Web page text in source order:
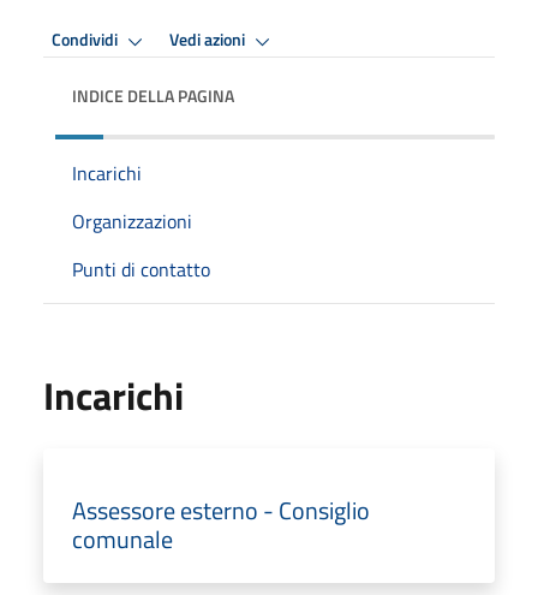
Condividi Vedi azioni
INDICE DELLA PAGINA
Incarichi
Organizzazioni
Punti di contatto
Incarichi
Assessore esterno - Consiglio
comunale